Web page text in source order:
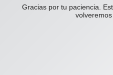
Gracias por tu paciencia.
volveremos